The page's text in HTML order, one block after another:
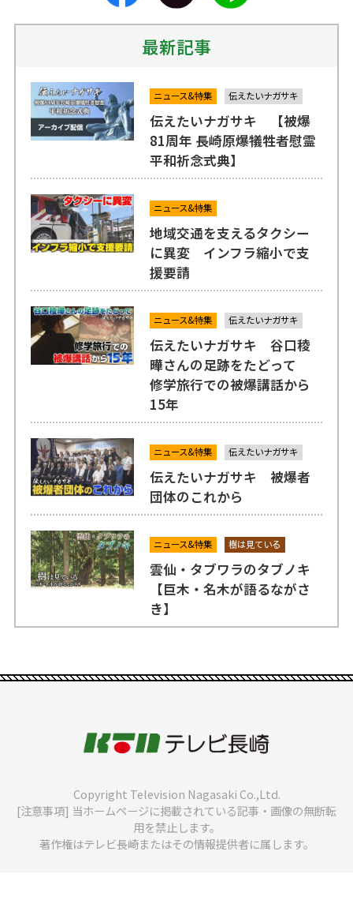
最新記事
ニュース&特集 伝えたいナガサキ
伝えたいナガサキ 【被爆
81周年 長崎原爆犠牲者慰霊
平和祈念式典】
ニュース&特集
地域交通を支えるタクシー
に異変 インフラ縮小で支
援要請
ニュース&特集 伝えたいナガサキ
伝えたいナガサキ 谷口稜
曄さんの足跡をたどって
修学旅行での被爆講話から
15年
ニュース&特集 伝えたいナガサキ
伝えたいナガサキ 被爆者
団体のこれから
ニュース&特集 樹は見ている
雲仙・タブワラのタブノキ
【巨木・名木が語るながさ
き】
Copyright Television Nagasaki Co.,Ltd.
[注意事項] 当ホームページに掲載されている記事・画像の無断転
用を禁止します。
著作権はテレビ長崎またはその情報提供者に属します。